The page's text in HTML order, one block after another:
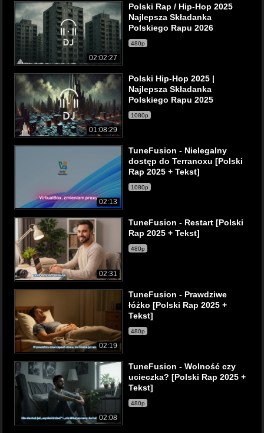
02:02:27
Polski Rap / Hip-Hop 2025
Najlepsza Składanka
Polskiego Rapu 2026
480p
01:08:29
Polski Hip-Hop 2025 |
Najlepsza Składanka
Polskiego Rapu 2025
1080p
02:13
TuneFusion - Nielegalny
dostęp do Terranoxu [Polski
Rap 2025 + Tekst]
1080p
02:31
TuneFusion - Restart [Polski
Rap 2025 + Tekst]
480p
02:19
TuneFusion - Prawdziwe
łóżko [Polski Rap 2025 +
Tekst]
480p
02:08
TuneFusion - Wolność czy
ucieczka? [Polski Rap 2025 +
Tekst]
480p